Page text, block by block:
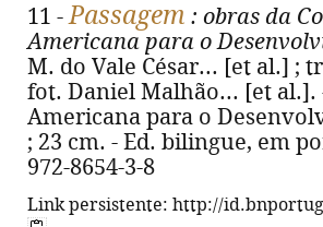
11 -Passagem : obras da
Americana para o
M. do Vale César... [et al.] ;
fot. Daniel Malhão... [et al.].
Americana para o
; 23 cm. - Ed. bilingue, em
972-8654-3-8
Link persistente: http://